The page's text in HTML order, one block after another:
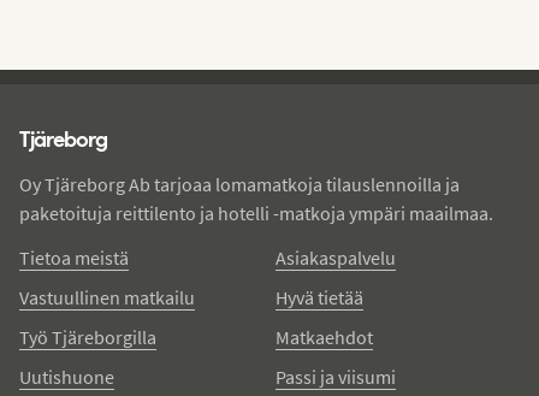
Tjäreborg
Oy Tjäreborg Ab tarjoaa lomamatkoja tilauslennoilla ja
paketoituja reittilento ja hotelli -matkoja ympäri maailmaa.
Tietoa meistä
Vastuullinen matkailu
Työ Tjäreborgilla
Uutishuone
Asiakaspalvelu
Hyvä tietää
Matkaehdot
Passi ja viisumi